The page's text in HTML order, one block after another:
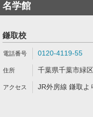
名学館
鎌取校
0120-4119-55
千葉県千葉市緑
JR外房線 鎌取よ